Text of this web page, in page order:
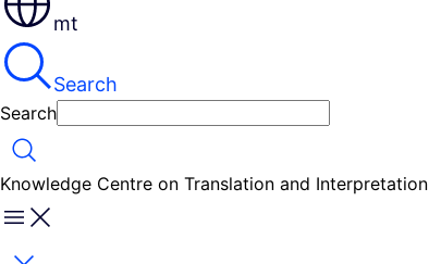
mt
Search
Search
Search
Knowledge Centre on Translation and Interpretation
Menu